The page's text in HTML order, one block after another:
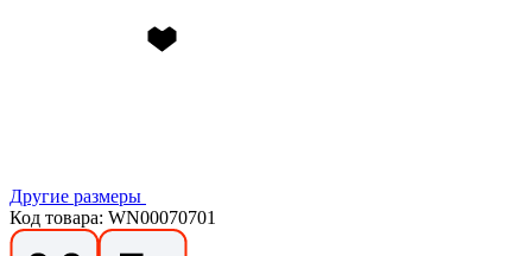
Другие размеры
Код товара: WN00070701